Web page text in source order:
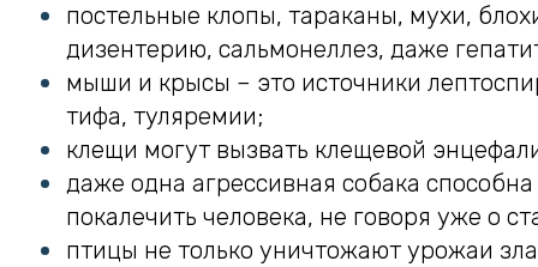
постельные клопы, тараканы, мухи,
дизентерию, сальмонеллез, даже
мыши и крысы – это источники
тифа, туляремии;
клещи могут вызвать клещевой
даже одна агрессивная собака
покалечить человека, не говоря уже о
птицы не только уничтожают урожаи